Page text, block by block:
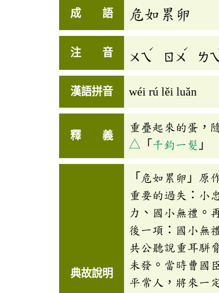
成 語 危如累卵
注 音 ㄨㄟ
ˊ
ㄖㄨ
ˊ
ㄌㄟ
漢語拼音 wéi rú lěi luǎn
釋 義
重疊起來的蛋，
△ 「 千鈞一髮 」
典故說明
「危如累卵」
重要的過失：小
力、國小無禮。
後一項：國小無
共公聽說重耳駢
未發。當時曹國
平常人，將來一